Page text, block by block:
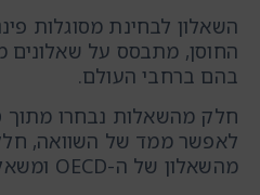
השאלון לבחינת מסוגלות
החוסן, מתבסס על
בהם ברחבי העולם.
לאפשר ממד של השוואה,
מהשאלון של ה-OECD ומשאלונים מתוקפים אחרים.